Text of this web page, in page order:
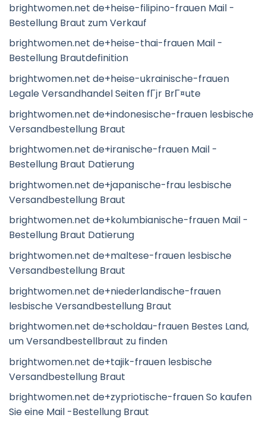
brightwomen.net de+heise-filipino-frauen Mail -
Bestellung Braut zum Verkauf
brightwomen.net de+heise-thai-frauen Mail -
Bestellung Brautdefinition
brightwomen.net de+heise-ukrainische-frauen
Legale Versandhandel Seiten fГјr BrГ¤ute
brightwomen.net de+indonesische-frauen lesbische
Versandbestellung Braut
brightwomen.net de+iranische-frauen Mail -
Bestellung Braut Datierung
brightwomen.net de+japanische-frau lesbische
Versandbestellung Braut
brightwomen.net de+kolumbianische-frauen Mail -
Bestellung Braut Datierung
brightwomen.net de+maltese-frauen lesbische
Versandbestellung Braut
brightwomen.net de+niederlandische-frauen
lesbische Versandbestellung Braut
brightwomen.net de+scholdau-frauen Bestes Land,
um Versandbestellbraut zu finden
brightwomen.net de+tajik-frauen lesbische
Versandbestellung Braut
brightwomen.net de+zypriotische-frauen So kaufen
Sie eine Mail -Bestellung Braut